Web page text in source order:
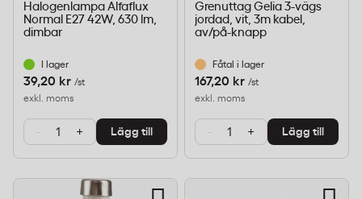
Halogenlampa Alfaflux
Normal E27 42W, 630 lm,
dimbar
I lager
39,20 kr /st
exkl. moms
- + Lägg till
Grenuttag Gelia 3-vägs
jordad, vit, 3m kabel,
av/på-knapp
Fåtal i lager
167,20 kr /st
exkl. moms
- + Lägg till